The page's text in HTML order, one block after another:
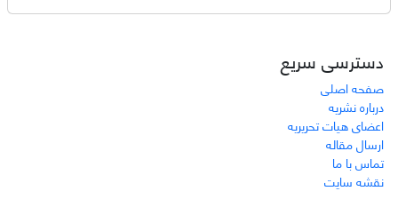
دسترسی سریع
صفحه اصلی
درباره نشریه
اعضای هیات تحریریه
ارسال مقاله
تماس با ما
نقشه سایت